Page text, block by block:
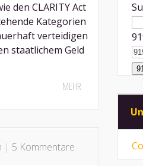
den CLARITY Act
Kategorien
verteidigen
staatlichem Geld
MEHR
| 5 Kommentare